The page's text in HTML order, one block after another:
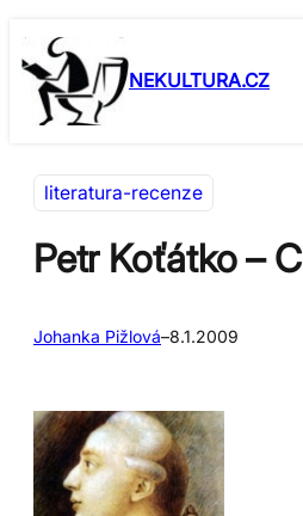
Přeskočit
na
obsah
Skip
to
content
NEKULTURA.CZ
literatura-recenze
Petr Koťátko –
Johanka Pižlová–8.1.2009